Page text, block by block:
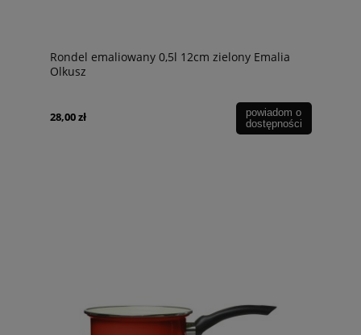
Rondel emaliowany 0,5l 12cm zielony Emalia
Olkusz
28,00 zł
powiadom o
dostępności